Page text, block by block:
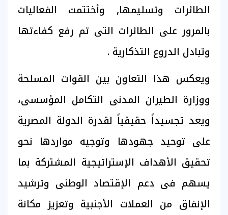
الطائرات وتسليمها, وأختتمت الفعاليات
بالمرور على الطائرات التى تم رفع كفاءتها
وتبادل الدروع التذكارية .
ويعكس هذا التعاون بين القوات المسلحة
ووزارة الطيران المدنى التكامل المؤسسى،
ويعد تجسيداً حقيقياً لقدرة الدولة المصرية
على توحيد جهودها وتوجيه مواردها نحو
تحقيق الأهداف الإستراتيجية المشتركة بما
يسهم فى دعم الإقتصاد الوطنى وترشيد
الإنفاق من العملات الأجنبية وتعزيز مكانة